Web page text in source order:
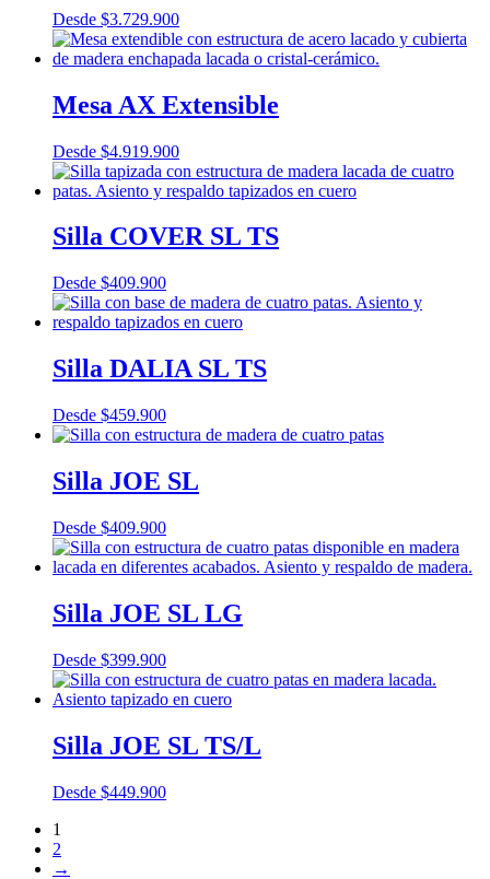
Desde $3.729.900
Mesa AX Extensible
Desde $4.919.900
Silla COVER SL TS
Desde $409.900
Silla DALIA SL TS
Desde $459.900
Silla JOE SL
Desde $409.900
Silla JOE SL LG
Desde $399.900
Silla JOE SL TS/L
Desde $449.900
1
2
→